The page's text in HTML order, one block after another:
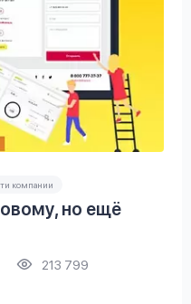
компании
но ещё
213 799